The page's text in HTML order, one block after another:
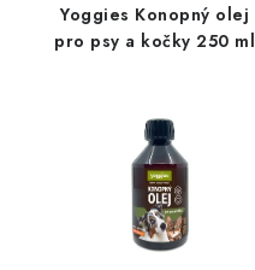
Yoggies Konopný olej
pro psy a kočky 250 ml